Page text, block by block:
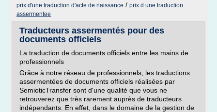
prix d'une traduction d'acte de naissance / prix d une traduction
assermentee
Traducteurs assermentés pour des
documents officiels
La traduction de documents officiels entre les mains de
professionnels
Grâce à notre réseau de professionnels, les traductions
assermentées de documents officiels réalisées par
SemioticTransfer sont d'une qualité que vous ne
retrouverez que très rarement auprès de traducteurs
indépendants. En effet, dans le domaine de la gestion de